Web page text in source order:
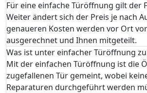
Für eine einfache Türöffnung gilt der
Weiter ändert sich der Preis je nach
genaueren Kosten werden vor Ort
ausgerechnet und Ihnen mitgeteilt.
Was ist unter einfacher Türöffnung
Mit der einfachen Türöffnung ist die
zugefallenen Tür gemeint, wobei
Reparaturen durchgeführt werden